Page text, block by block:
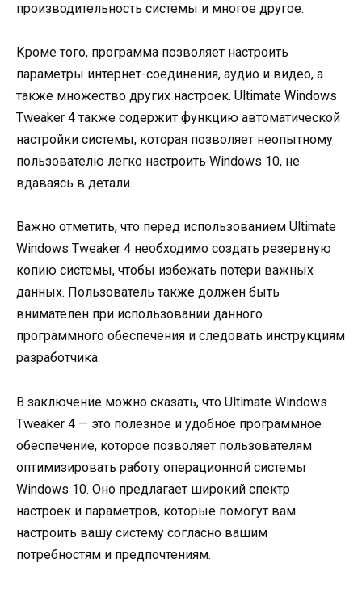
производительность системы и многое другое.
Кроме того, программа позволяет настроить
параметры интернет-соединения, аудио и видео, а
также множество других настроек. Ultimate Windows
Tweaker 4 также содержит функцию автоматической
настройки системы, которая позволяет неопытному
пользователю легко настроить Windows 10, не
вдаваясь в детали.
Важно отметить, что перед использованием Ultimate
Windows Tweaker 4 необходимо создать резервную
копию системы, чтобы избежать потери важных
данных. Пользователь также должен быть
внимателен при использовании данного
программного обеспечения и следовать инструкциям
разработчика.
В заключение можно сказать, что Ultimate Windows
Tweaker 4 — это полезное и удобное программное
обеспечение, которое позволяет пользователям
оптимизировать работу операционной системы
Windows 10. Оно предлагает широкий спектр
настроек и параметров, которые помогут вам
настроить вашу систему согласно вашим
потребностям и предпочтениям.